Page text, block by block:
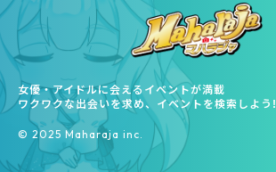
女優・アイドルに会えるイベントが満載
ワクワクな出会いを求め、イベントを検索しよう!
©︎ 2025 Maharaja inc.